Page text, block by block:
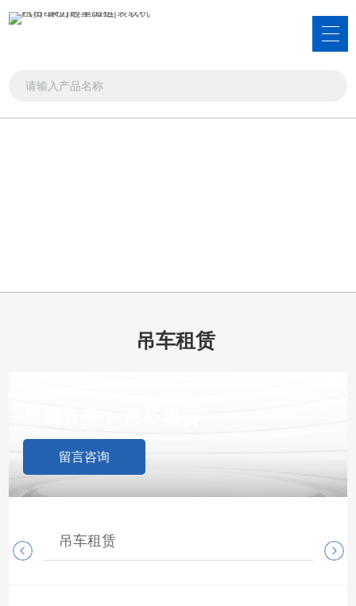
吊车租赁
留言咨询
吊车租赁 随